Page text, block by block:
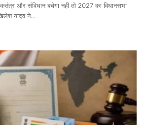
और संविधान बचेगा नहीं तो 2027 का विधानसभा
यादव ने…